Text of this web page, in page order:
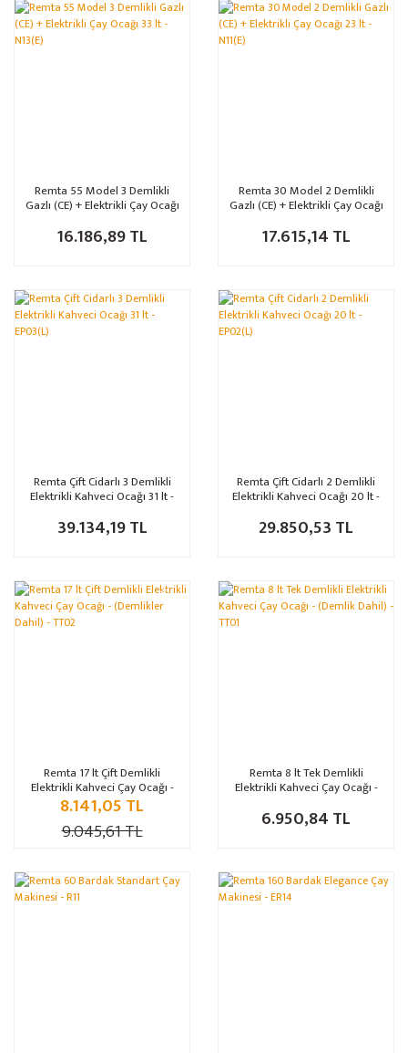
Remta 55 Model 3 Demlikli
Gazlı (CE) + Elektrikli Çay Ocağı
16.186,89 TL
Remta 30 Model 2 Demlikli
Gazlı (CE) + Elektrikli Çay Ocağı
17.615,14 TL
Remta Çift Cidarlı 3 Demlikli
Elektrikli Kahveci Ocağı 31 lt -
39.134,19 TL
Remta Çift Cidarlı 2 Demlikli
Elektrikli Kahveci Ocağı 20 lt -
29.850,53 TL
%10
Remta 17 lt Çift Demlikli
Elektrikli Kahveci Çay Ocağı -
(Demlikler Dahil) - TT02
8.141,05 TL
9.045,61 TL
Remta 8 lt Tek Demlikli
Elektrikli Kahveci Çay Ocağı -
6.950,84 TL